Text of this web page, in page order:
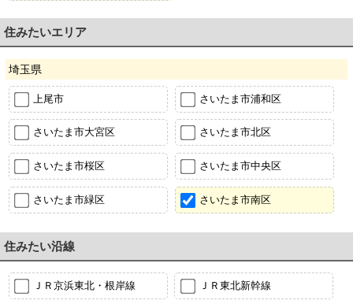
住みたいエリア
埼玉県
上尾市 さいたま市浦和区
さいたま市大宮区 さいたま市北区
さいたま市桜区 さいたま市中央区
さいたま市緑区 さいたま市南区
住みたい沿線
ＪＲ京浜東北・根岸線 ＪＲ東北新幹線